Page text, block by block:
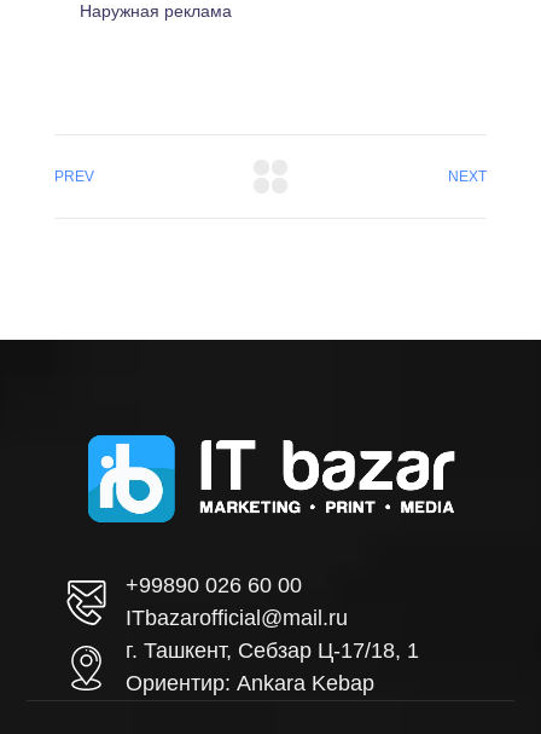
Наружная реклама
PREV NEXT
+99890 026 60 00
ITbazarofficial@mail.ru
г. Ташкент, Себзар Ц-17/18, 1
Ориентир: Ankara Kebap